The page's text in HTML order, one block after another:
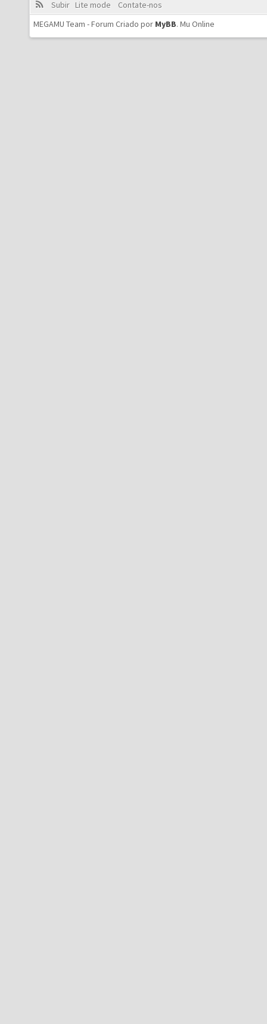
Subir Lite mode
Contate-nos
MEGAMU Team - Forum Criado por MyBB. Mu Online